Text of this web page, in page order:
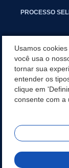
PROCESSO
MANUAL DE
TURMINHA DO
REDES SOCIAIS
Usamos
você usa o
tornar sua
entender os
clique em
consente com a